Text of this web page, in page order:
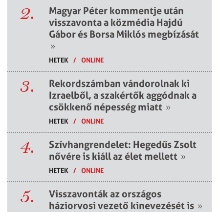
2.
Magyar Péter kommentje után
visszavonta a közmédia Hajdú
Gábor és Borsa Miklós megbízását
»
HETEK / ONLINE
3.
Rekordszámban vándorolnak ki
Izraelből, a szakértők aggódnak a
csökkenő népesség miatt »
HETEK / ONLINE
4.
Szívhangrendelet: Hegedűs Zsolt
nővére is kiáll az élet mellett »
HETEK / ONLINE
5.
Visszavonták az országos
háziorvosi vezető kinevezését is »